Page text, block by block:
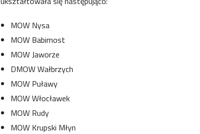
MOW Nysa
MOW Babimost
MOW Jaworze
DMOW Wałbrzych
MOW Puławy
MOW Włocławek
MOW Rudy
MOW Krupski Młyn